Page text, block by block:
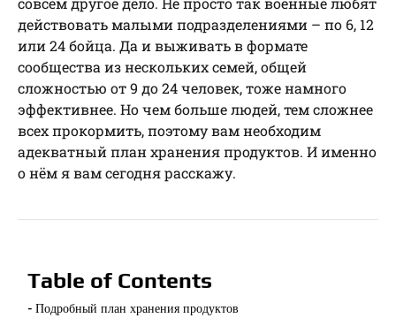
действовать малыми подразделениями – по 6, 12
или 24 бойца. Да и выживать в формате
сообщества из нескольких семей, общей
сложностью от 9 до 24 человек, тоже намного
эффективнее. Но чем больше людей, тем сложнее
всех прокормить, поэтому вам необходим
адекватный план хранения продуктов. И именно
о нём я вам сегодня расскажу.
Table of Contents
Подробный план хранения продуктов